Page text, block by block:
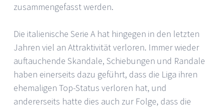
zusammengefasst werden.
Die italienische Serie A hat hingegen in den letzten
Jahren viel an Attraktivität verloren. Immer wieder
auftauchende Skandale, Schiebungen und Randale
haben einerseits dazu geführt, dass die Liga ihren
ehemaligen Top-Status verloren hat, und
andererseits hatte dies auch zur Folge, dass die